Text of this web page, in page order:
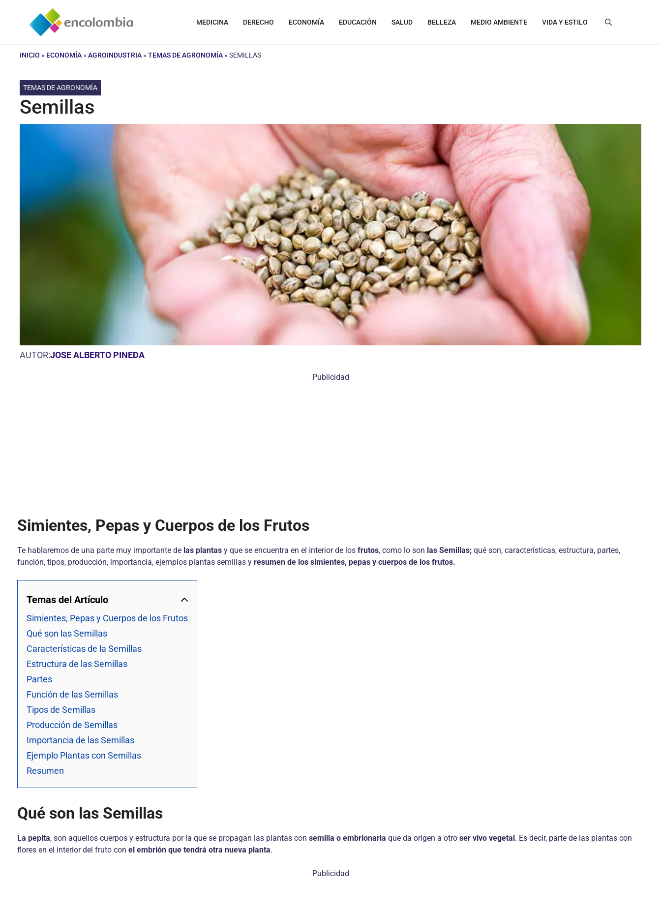
contenido
MEDICINA DERECHO ECONOMÍA EDUCACIÓN SALUD BELLEZA MEDIO AMBIENTE VIDA Y ESTILO
INICIO » ECONOMÍA » AGROINDUSTRIA » TEMAS DE AGRONOMÍA » SEMILLAS
TEMAS DE AGRONOMÍA
Semillas
AUTOR:JOSE ALBERTO PINEDA
Publicidad
Simientes, Pepas y Cuerpos de los Frutos
Te hablaremos de una parte muy importante de las plantas y que se encuentra en el interior de los frutos, como lo son las Semillas; qué son, características, estructura, partes,
función, tipos, producción, importancia, ejemplos plantas semillas y resumen de los simientes, pepas y cuerpos de los frutos.
Temas del Artículo
Simientes, Pepas y Cuerpos de los Frutos
Qué son las Semillas
Características de la Semillas
Estructura de las Semillas
Partes
Función de las Semillas
Tipos de Semillas
Producción de Semillas
Importancia de las Semillas
Ejemplo Plantas con Semillas
Resumen
Qué son las Semillas
La pepita, son aquellos cuerpos y estructura por la que se propagan las plantas con semilla o embrionaria que da origen a otro ser vivo vegetal. Es decir, parte de las plantas con
flores en el interior del fruto con el embrión que tendrá otra nueva planta.
Publicidad